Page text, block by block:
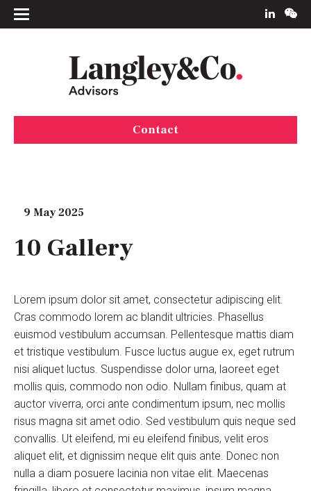
Contact
9 May 2025
10 Gallery
Lorem ipsum dolor sit amet, consectetur adipiscing elit.
Cras commodo lorem ac blandit ultricies. Phasellus
euismod vestibulum accumsan. Pellentesque mattis diam
et tristique vestibulum. Fusce luctus augue ex, eget rutrum
nisi aliquet luctus. Suspendisse dolor urna, laoreet eget
mollis quis, commodo non odio. Nullam finibus, quam at
auctor viverra, orci ante condimentum ipsum, nec mollis
risus magna sit amet odio. Sed vestibulum quis neque sed
convallis. Ut eleifend, mi eu eleifend finibus, velit eros
aliquet elit, et dignissim neque elit quis ante. Donec non
nulla a diam posuere lacinia non vitae elit. Maecenas